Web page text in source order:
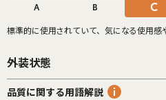
A B C
標準的に使用されていて、気になる使用感
外装状態
品質に関する用語解説